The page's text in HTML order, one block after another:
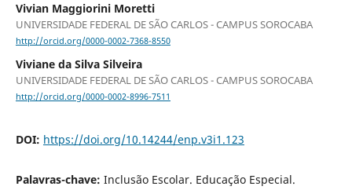
Vivian Maggiorini Moretti
UNIVERSIDADE FEDERAL DE SÃO CARLOS - CAMPUS SOROCABA
http://orcid.org/0000-0002-7368-8550
Viviane da Silva Silveira
UNIVERSIDADE FEDERAL DE SÃO CARLOS - CAMPUS SOROCABA
http://orcid.org/0000-0002-8996-7511
DOI: https://doi.org/10.14244/enp.v3i1.123
Palavras-chave: Inclusão Escolar. Educação Especial.